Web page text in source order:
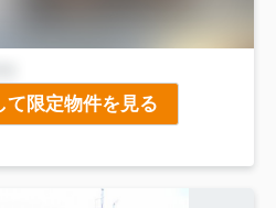
て限定物件を見る